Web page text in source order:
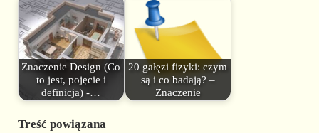
Znaczenie Design (Co
to jest, pojęcie i
definicja) -…
20 gałęzi fizyki: czym
są i co badają? –
Znaczenie
Treść powiązana